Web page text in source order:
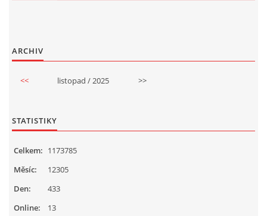
ARCHIV
<< listopad / 2025 >>
STATISTIKY
Online: 13
Celkem: 1173785
Měsíc:
12305
Den:
433